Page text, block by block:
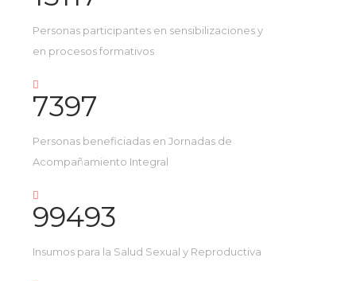
Personas participantes en sensibilizaciones y
en procesos formativos
7397
Personas beneficiadas en Jornadas de
Acompañamiento Integral
99493
Insumos para la Salud Sexual y Reproductiva